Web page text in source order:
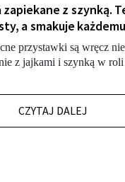
z szynką.
a smakuje każdemu
przystawki są wręcz
z jajkami i szynką w roli
CZYTAJ DALEJ